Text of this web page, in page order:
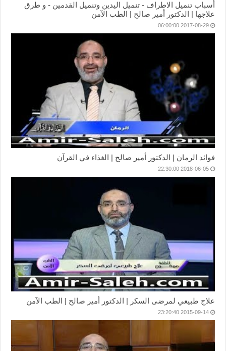
أسباب تنميل الاطراف - تنميل اليدين وتنميل القدمين - و طرق
علاجها | الدكتور أمير صالح | الطب الآمن
2017-08-29 06:00:00
فوائد الرمان | الدكتور أمير صالح | الغذاء في القرآن
2018-06-05 22:30:00
علاج طبيعي لمرضى السكر | الدكتور أمير صالح | الطب الآمن
2015-09-14 23:20:40